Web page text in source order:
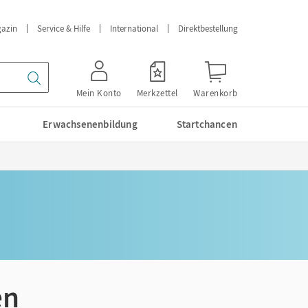
Service & Hilfe International Direktbestellung
Mein Konto Merkzettel Warenkorb
Erwachsenenbildung Startchancen